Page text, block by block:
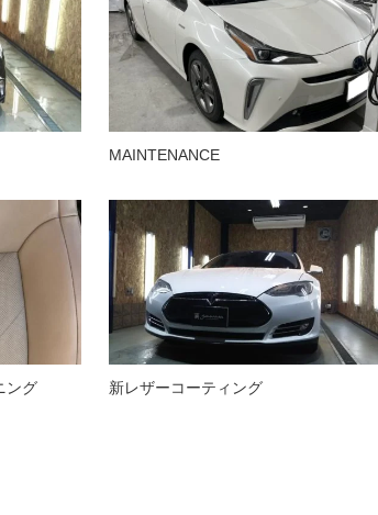
MAINTENANCE
ング 新レザーコーティング